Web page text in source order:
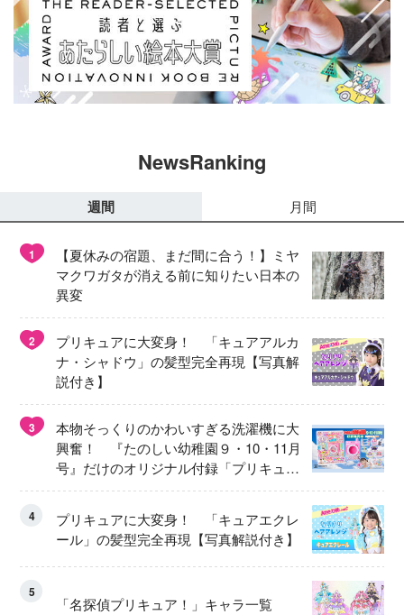
NewsRanking
週間 月間
1
【夏休みの宿題、まだ間に合う！】ミヤ
マクワガタが消える前に知りたい日本の
異変
2
プリキュアに大変身！ 「キュアアルカ
ナ・シャドウ」の髪型完全再現【写真解
説付き】
3
本物そっくりのかわいすぎる洗濯機に大
興奮！ 『たのしい幼稚園９・10・11月
号』だけのオリジナル付録「プリキュ
ア くるくるせんたくき」
4
プリキュアに大変身！ 「キュアエクレ
ール」の髪型完全再現【写真解説付き】
5
「名探偵プリキュア！」キャラ一覧